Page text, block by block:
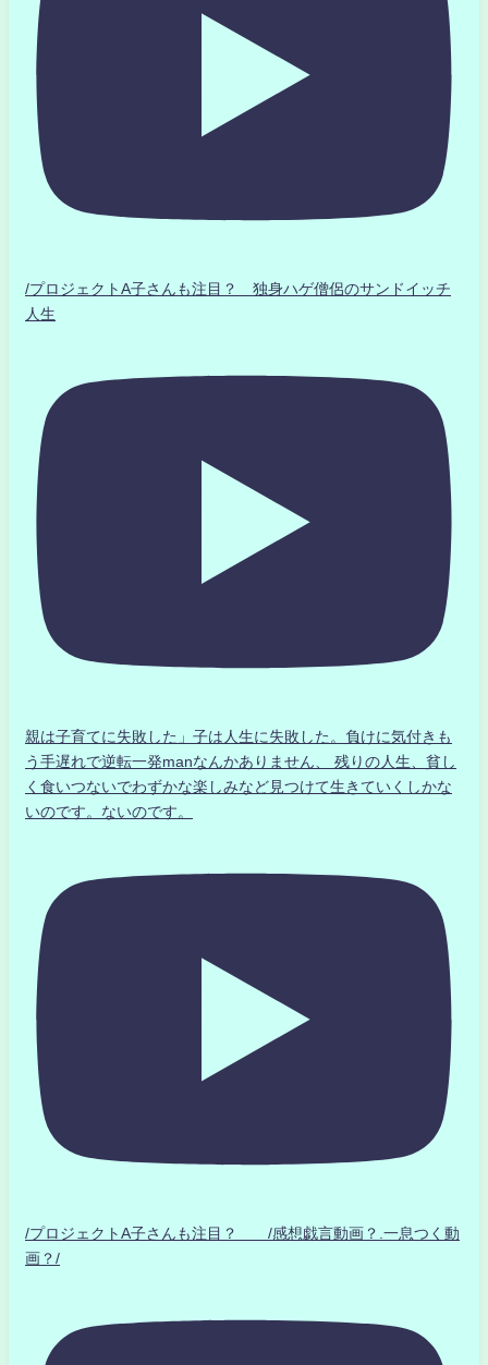
/プロジェクトA子さんも注目？ 独身ハゲ僧侶のサンドイッチ
人生
親は子育てに失敗した」子は人生に失敗した。負けに気付きも
う手遅れで逆転一発manなんかありません、 残りの人生、貧し
く食いつないでわずかな楽しみなど見つけて生きていくしかな
いのです。ないのです。
/プロジェクトA子さんも注目？ /感想戯言動画？.一息つく動
画？/